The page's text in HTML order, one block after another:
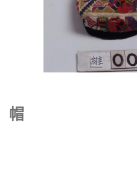
帽